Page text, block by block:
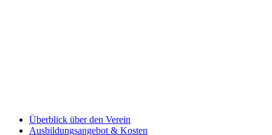
Überblick über den Verein
Ausbildungsangebot & Kosten